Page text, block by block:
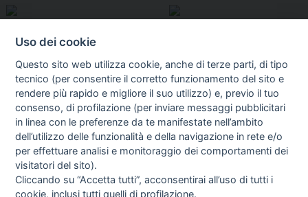
I libri Vedi tutti
Uso dei cookie
Questo sito web utilizza cookie, anche di terze parti, di tipo
tecnico (per consentire il corretto funzionamento del sito e
rendere più rapido e migliore il suo utilizzo) e, previo il tuo
consenso, di profilazione (per inviare messaggi pubblicitari
in linea con le preferenze da te manifestate nell’ambito
dell’utilizzo delle funzionalità e della navigazione in rete e/o
per effettuare analisi e monitoraggio dei comportamenti dei
visitatori del sito).
Cliccando su “Accetta tutti”, acconsentirai all’uso di tutti i
cookie, inclusi tutti quelli di profilazione.